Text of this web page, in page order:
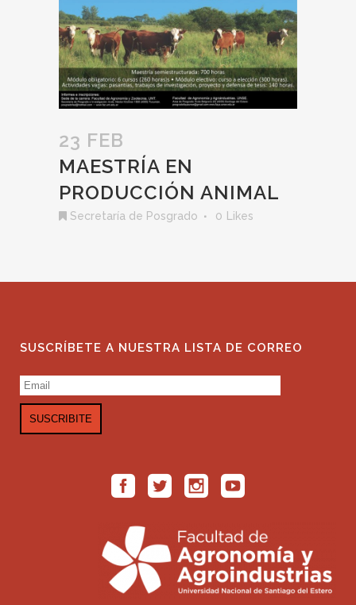
23 FEB
MAESTRÍA EN
PRODUCCIÓN ANIMAL
Secretaría de Posgrado 0 Likes
SUSCRÍBETE A NUESTRA LISTA DE CORREO